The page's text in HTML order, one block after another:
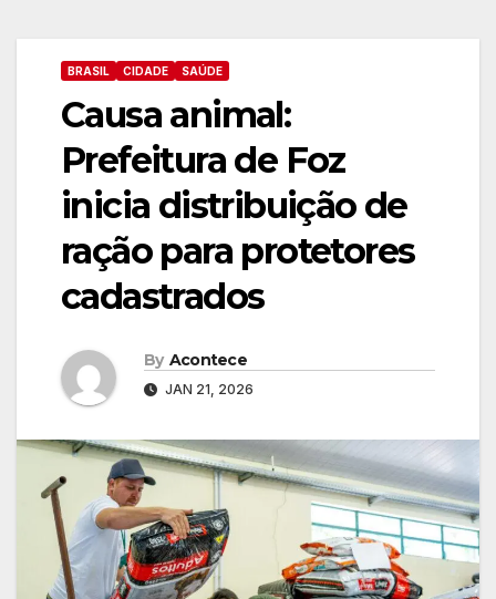
BRASIL CIDADE SAÚDE
Causa animal:
Prefeitura de Foz
inicia distribuição de
ração para protetores
cadastrados
By Acontece
JAN 21, 2026